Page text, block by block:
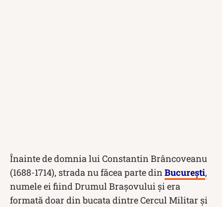
Înainte de domnia lui Constantin Brâncoveanu
(1688-1714), strada nu făcea parte din București,
numele ei fiind Drumul Brașovului și era
formată doar din bucata dintre Cercul Militar și